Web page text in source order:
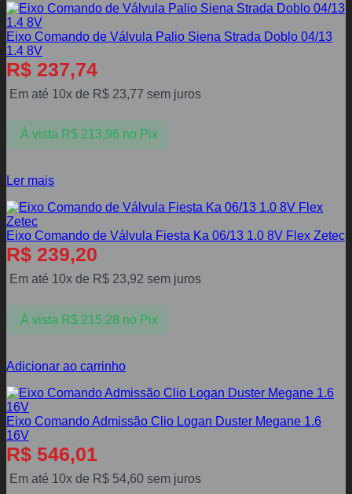
Eixo Comando de Válvula Palio Siena Strada Doblo 04/13
1.4 8V
R$ 237,74
Em até 10x de R$ 23,77 sem juros
À vista R$213,96 no Pix
Ler mais
Eixo Comando de Válvula Fiesta Ka 06/13 1.0 8V Flex Zetec
R$ 239,20
Em até 10x de R$ 23,92 sem juros
À vista R$215,28 no Pix
Adicionar ao carrinho
Eixo Comando Admissão Clio Logan Duster Megane 1.6
16V
R$ 546,01
Em até 10x de R$ 54,60 sem juros